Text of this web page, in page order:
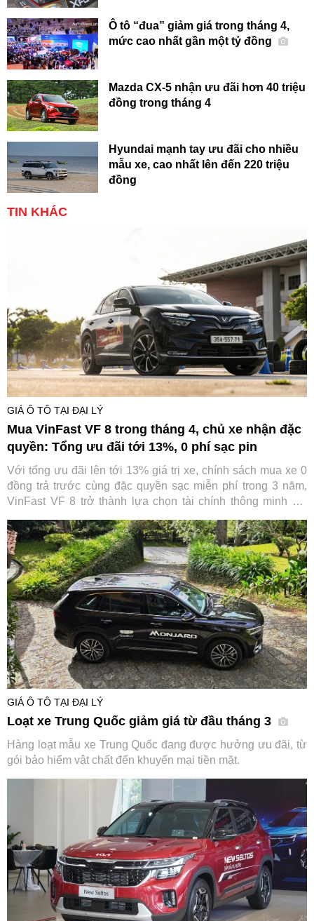
Ô tô “đua” giảm giá trong tháng 4,
mức cao nhất gần một tỷ đồng
Mazda CX-5 nhận ưu đãi hơn 40 triệu
đồng trong tháng 4
Hyundai mạnh tay ưu đãi cho nhiều
mẫu xe, cao nhất lên đến 220 triệu
đồng
TIN KHÁC
GIÁ Ô TÔ TẠI ĐẠI LÝ
Mua VinFast VF 8 trong tháng 4, chủ xe nhận đặc
quyền: Tổng ưu đãi tới 13%, 0 phí sạc pin
Với tổng ưu đãi lên tới 13% giá trị xe, chính sách mua xe 0
đồng trả trước cùng đặc quyền sạc miễn phí trong 3 năm,
VinFast VF 8 trở thành lựa chọn tài chính thông minh khi
vòng đời xe.
GIÁ Ô TÔ TẠI ĐẠI LÝ
Loạt xe Trung Quốc giảm giá từ đầu tháng 3
Hàng loạt mẫu xe Trung Quốc đang được hưởng ưu đãi, từ
gói bảo hiểm vật chất đến khuyến mại tiền mặt.